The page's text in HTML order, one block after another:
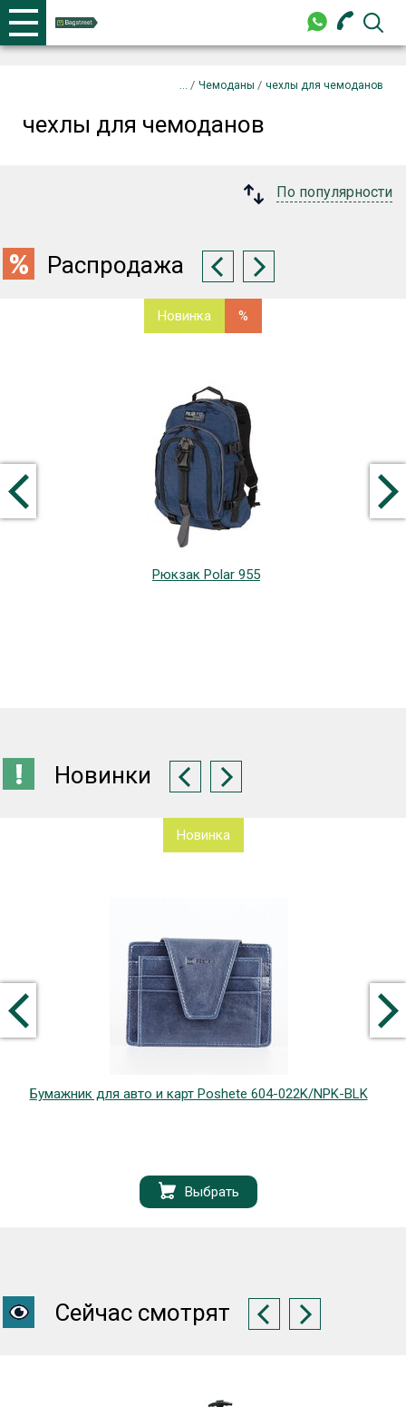
+375 44 702-99-87
+375 44 702-99-87
/ Чемоданы / чехлы для чемоданов
чехлы для чемоданов
По популярности
Распродажа
Новинка %
Рюкзак Polar 955
Новинки
Новинка
Бумажник для авто и карт Poshete 604-022K/NPK-BLK
Выбрать
Сейчас смотрят